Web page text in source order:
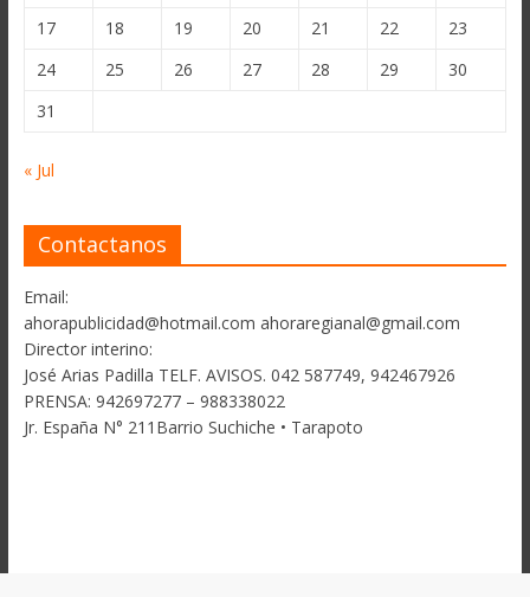
17
18 19 20 21 22
23
24
25 26 27 28 29
30
31
« Jul
Contactanos
Email:
ahorapublicidad@hotmail.com ahoraregianal@gmail.com
Director interino:
José Arias Padilla TELF. AVISOS. 042 587749, 942467926
PRENSA: 942697277 – 988338022
Jr. España N° 211Barrio Suchiche • Tarapoto